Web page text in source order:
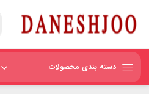
دسته بندی محصولات